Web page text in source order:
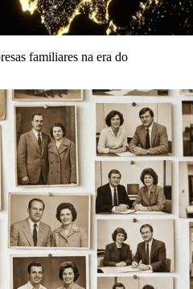
familiares na era do